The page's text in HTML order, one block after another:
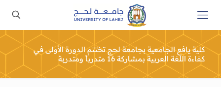
كلية يافع الجامعية بجامعة لحج تختتم الدورة الأولى في
كفاءة اللغة العربية بمشاركة 16 متدرباً ومتدربة